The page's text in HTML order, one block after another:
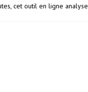
cet outil en ligne analyse